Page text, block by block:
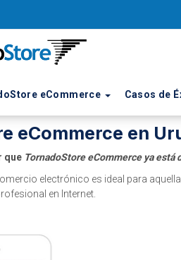
eCommerce Casos de
eCommerce en
que TornadoStore eCommerce ya está
electrónico es ideal para
en Internet.